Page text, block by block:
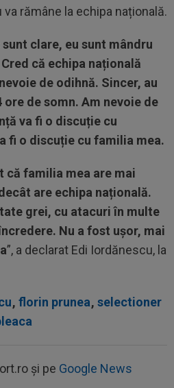
va rămâne la echipa națională.
clare, eu sunt mândru
că echipa națională
de odihnă. Sincer, au
de somn. Am nevoie de
va fi o discuție cu
fi o discuție cu familia mea.
că familia mea are mai
are echipa națională.
grei, cu atacuri în multe
Nu a fost ușor, mai
”, a declarat Edi Iordănescu, la
, florin prunea, selectioner
și pe Google News